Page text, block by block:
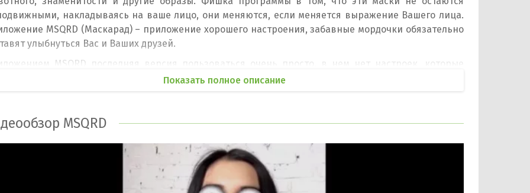
накладываясь на ваше лицо, они меняются, если меняется выражение Вашего лица.
MSQRD (Маскарад) – приложение хорошего настроения, забавные мордочки обязательно
улыбнуться Вас и Ваших друзей.
MSQRD последняя версия пользоваться очень просто, в нем нет настроек, которые
регулировать и менять, потому что программа работает в автоматическом режиме. Кроме того,
через основную камеру, которая находится на задней панели телефона, и через
– она находится спереди. Неважно через какую камеру Вы будите снимать свое лицо,
на Андроид автоматически выберет Ваше лицо, определит его мимику и
MSQRD (Маскарад) для Андроид скачатьможно бесплатно и без регистрации с нашего
Показать полное описание
MSQRD